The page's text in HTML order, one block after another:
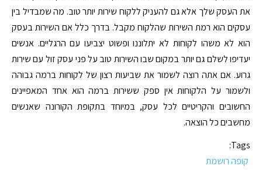
את העסק שלך אלא גם להעניק ללקוח שירות יותר טוב. מה שמבדיל בין
עסקים הוא רמת השירות שהלקוח מקבל. בדרך כלל אם השירות בעסק
הוא לא משהו לקוחות לא יתלוננו ופשוט יצביעו עם הרגליים. אנשים
יעדיפו לשלם גם יותר במקום שבו השירות טוב על פני עסק זול עם שירות
גרוע. אם אתה רוצה לשמור את שביעות רצון של לקוחות ברמה גבוהה
ולשמור על הלקוחות אין ספק ששירות ברמה הוא אחד המאפיינים
החשובים והקריטיים לכל עסק, במיוחד בתקופת הקורונה שאנשים
מחשבים כל הוצאה.
Tags:
קופה רושמת